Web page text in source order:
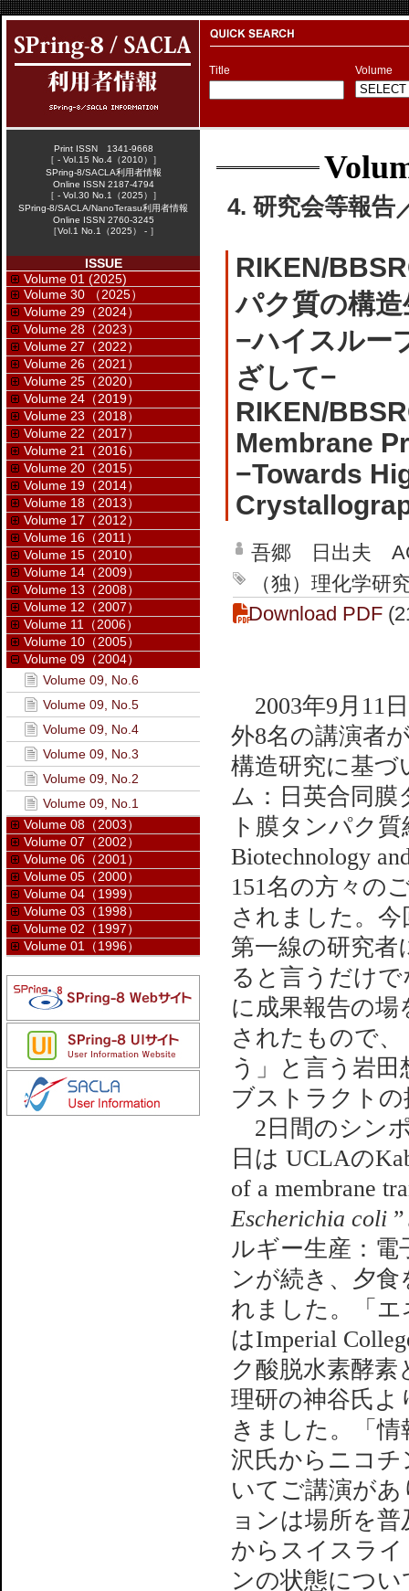
Title Volume
4. 研究会等報告
RIKEN/
パク質の構造
−ハイスルー
ざして−
RIKEN/
Membrane
−Towards
吾郷 日出夫
（独）理化学
Download PDF
2003年9月11
外8名の講演者
構造研究に基づ
ム：日英合同
ト膜タンパク
Biotechnology
151名の方々の
されました。
第一線の研究者
ると言うだけ
に成果報告の
されたもので
う」と言う岩田
ブストラクト
2日間のシン
日は UCLAの
of a membrane
Escherichia coli
ルギー生産：電
ンが続き、夕
れました。「
はImperial
ク酸脱水素酵
理研の神谷氏よ
きました。「
沢氏からニコ
いてご講演が
ョンは場所を
からスイスラ
ンの状態につ
Print ISSN 1341-9668
［ - Vol.15 No.4（2010）］
SPring-8/SACLA利用者情報
Online ISSN 2187-4794
［ - Vol.30 No.1（2025）］
SPring-8/SACLA/NanoTerasu利用者情報
Online ISSN 2760-3245
［Vol.1 No.1（2025） - ］
ISSUE
Volume 01 (2025)
Volume 30 （2025）
Volume 29（2024）
Volume 28（2023）
Volume 27（2022）
Volume 26（2021）
Volume 25（2020）
Volume 24（2019）
Volume 23（2018）
Volume 22（2017）
Volume 21（2016）
Volume 20（2015）
Volume 19（2014）
Volume 18（2013）
Volume 17（2012）
Volume 16（2011）
Volume 15（2010）
Volume 14（2009）
Volume 13（2008）
Volume 12（2007）
Volume 11（2006）
Volume 10（2005）
Volume 09（2004）
Volume 09, No.6
Volume 09, No.5
Volume 09, No.4
Volume 09, No.3
Volume 09, No.2
Volume 09, No.1
Volume 08（2003）
Volume 07（2002）
Volume 06（2001）
Volume 05（2000）
Volume 04（1999）
Volume 03（1998）
Volume 02（1997）
Volume 01（1996）